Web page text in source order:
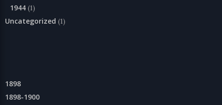
1944 (1)
Uncategorized (1)
1898
1898-1900